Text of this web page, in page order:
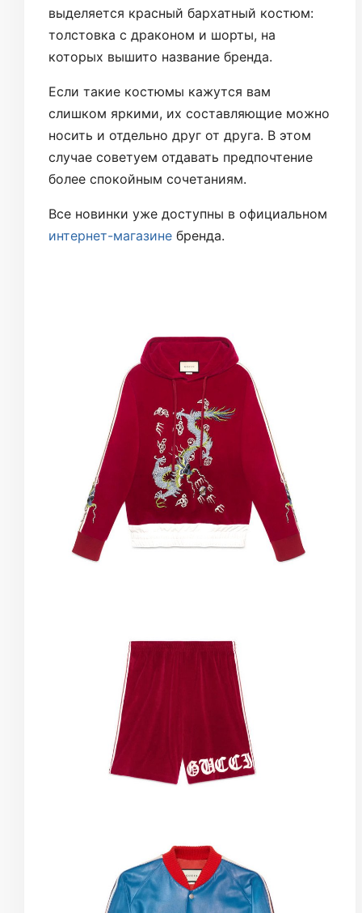
выделяется красный бархатный костюм:
толстовка с драконом и шорты, на
которых вышито название бренда.
Если такие костюмы кажутся вам
слишком яркими, их составляющие можно
носить и отдельно друг от друга. В этом
случае советуем отдавать предпочтение
более спокойным сочетаниям.
Все новинки уже доступны в официальном
интернет-магазине бренда.